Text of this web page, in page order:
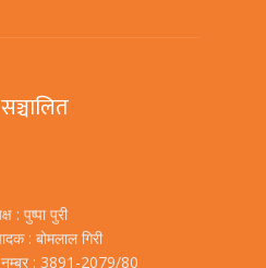
: पुष्पा पुरी
: बोमलाल गिरी
नम्बर : 3891-2079/80